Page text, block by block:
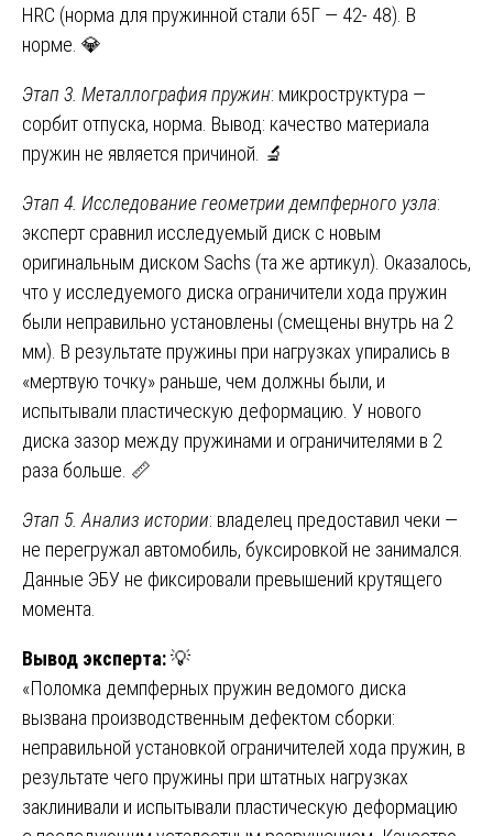
HRC (норма для пружинной стали 65Г — 42- 48). В
норме. 💎
Этап 3. Металлография пружин: микроструктура —
сорбит отпуска, норма. Вывод: качество материала
пружин не является причиной. 🔬
Этап 4. Исследование геометрии демпферного узла:
эксперт сравнил исследуемый диск с новым
оригинальным диском Sachs (та же артикул). Оказалось,
что у исследуемого диска ограничители хода пружин
были неправильно установлены (смещены внутрь на 2
мм). В результате пружины при нагрузках упирались в
«мертвую точку» раньше, чем должны были, и
испытывали пластическую деформацию. У нового
диска зазор между пружинами и ограничителями в 2
раза больше. 📏
Этап 5. Анализ истории: владелец предоставил чеки —
не перегружал автомобиль, буксировкой не занимался.
Данные ЭБУ не фиксировали превышений крутящего
момента.
Вывод эксперта:💡
«Поломка демпферных пружин ведомого диска
вызвана производственным дефектом сборки:
неправильной установкой ограничителей хода пружин, в
результате чего пружины при штатных нагрузках
заклинивали и испытывали пластическую деформацию